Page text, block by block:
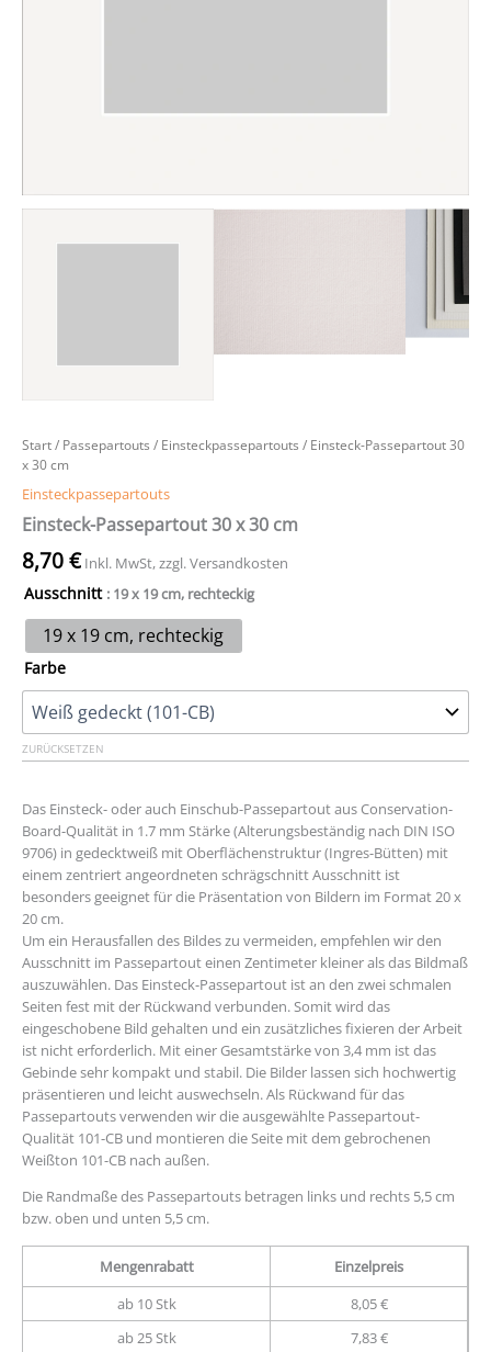
Start/ Passepartouts / Einsteckpassepartouts / Einsteck-Passepartout 30
x 30 cm
Einsteckpassepartouts
Einsteck-Passepartout 30 x 30 cm
8,70€ Inkl. MwSt, zzgl. Versandkosten
Ausschnitt : 19 x 19 cm, rechteckig
19 x 19 cm, rechteckig
Farbe
ZURÜCKSETZEN
Das Einsteck- oder auch Einschub-Passepartout aus Conservation-
Board-Qualität in 1.7 mm Stärke (Alterungsbeständig nach DIN ISO
9706) in gedecktweiß mit Oberflächenstruktur (Ingres-Bütten) mit
einem zentriert angeordneten schrägschnitt Ausschnitt ist
besonders geeignet für die Präsentation von Bildern im Format 20 x
20 cm.
Um ein Herausfallen des Bildes zu vermeiden, empfehlen wir den
Ausschnitt im Passepartout einen Zentimeter kleiner als das Bildmaß
auszuwählen. Das Einsteck-Passepartout ist an den zwei schmalen
Seiten fest mit der Rückwand verbunden. Somit wird das
eingeschobene Bild gehalten und ein zusätzliches fixieren der Arbeit
ist nicht erforderlich. Mit einer Gesamtstärke von 3,4 mm ist das
Gebinde sehr kompakt und stabil. Die Bilder lassen sich hochwertig
präsentieren und leicht auswechseln. Als Rückwand für das
Passepartouts verwenden wir die ausgewählte Passepartout-
Qualität 101-CB und montieren die Seite mit dem gebrochenen
Weißton 101-CB nach außen.
Die Randmaße des Passepartouts betragen links und rechts 5,5 cm
bzw. oben und unten 5,5 cm.
Mengenrabatt
Einzelpreis
ab 10 Stk
8,05 €
ab 25 Stk
7,83 €